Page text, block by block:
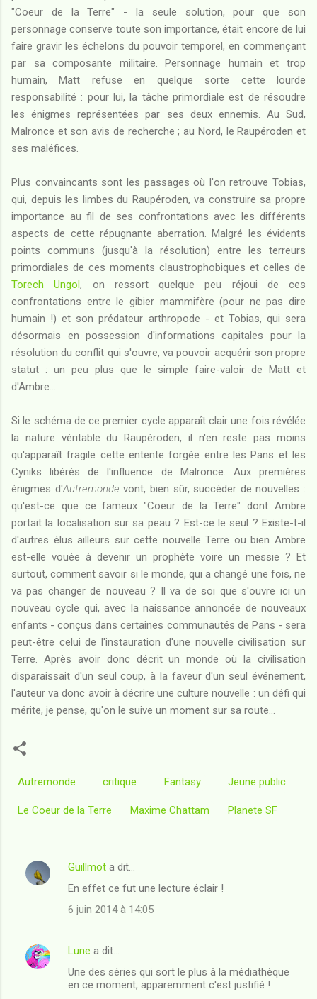
"Coeur de la Terre" - la seule solution, pour que son
personnage conserve toute son importance, était encore de lui
faire gravir les échelons du pouvoir temporel, en commençant
par sa composante militaire. Personnage humain et trop
humain, Matt refuse en quelque sorte cette lourde
responsabilité : pour lui, la tâche primordiale est de résoudre
les énigmes représentées par ses deux ennemis. Au Sud,
Malronce et son avis de recherche ; au Nord, le Raupéroden et
ses maléfices.
Plus convaincants sont les passages où l'on retrouve Tobias,
qui, depuis les limbes du Raupéroden, va construire sa propre
importance au fil de ses confrontations avec les différents
aspects de cette répugnante aberration. Malgré les évidents
points communs (jusqu'à la résolution) entre les terreurs
primordiales de ces moments claustrophobiques et celles de
Torech Ungol, on ressort quelque peu réjoui de ces
confrontations entre le gibier mammifère (pour ne pas dire
humain !) et son prédateur arthropode - et Tobias, qui sera
désormais en possession d'informations capitales pour la
résolution du conflit qui s'ouvre, va pouvoir acquérir son propre
statut : un peu plus que le simple faire-valoir de Matt et
d'Ambre...
Si le schéma de ce premier cycle apparaît clair une fois révélée
la nature véritable du Raupéroden, il n'en reste pas moins
qu'apparaît fragile cette entente forgée entre les Pans et les
Cyniks libérés de l'influence de Malronce. Aux premières
énigmes d'Autremonde vont, bien sûr, succéder de nouvelles :
qu'est-ce que ce fameux "Coeur de la Terre" dont Ambre
portait la localisation sur sa peau ? Est-ce le seul ? Existe-t-il
d'autres élus ailleurs sur cette nouvelle Terre ou bien Ambre
est-elle vouée à devenir un prophète voire un messie ? Et
surtout, comment savoir si le monde, qui a changé une fois, ne
va pas changer de nouveau ? Il va de soi que s'ouvre ici un
nouveau cycle qui, avec la naissance annoncée de nouveaux
enfants - conçus dans certaines communautés de Pans - sera
peut-être celui de l'instauration d'une nouvelle civilisation sur
Terre. Après avoir donc décrit un monde où la civilisation
disparaissait d'un seul coup, à la faveur d'un seul événement,
l'auteur va donc avoir à décrire une culture nouvelle : un défi qui
mérite, je pense, qu'on le suive un moment sur sa route...
Autremonde critique Fantasy Jeune public
Le Coeur de la Terre Maxime Chattam Planete SF
C
e
Guillmot a dit…
En effet ce fut une lecture éclair !
6 juin 2014 à 14:05
Lune a dit…
Une des séries qui sort le plus à la médiathèque
en ce moment, apparemment c'est justifié !